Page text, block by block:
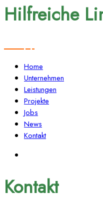
Hilfreiche
Home
Unternehmen
Leistungen
Projekte
Jobs
News
Kontakt
Kontakt